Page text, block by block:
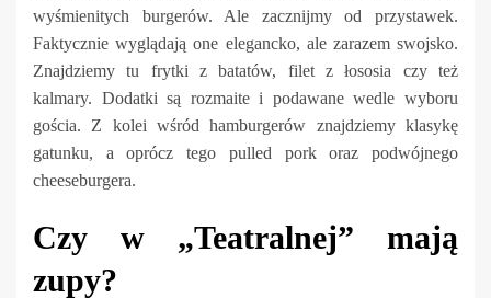
wyśmienitych burgerów. Ale zacznijmy od przystawek.
Faktycznie wyglądają one elegancko, ale zarazem swojsko.
Znajdziemy tu frytki z batatów, filet z łososia czy też
kalmary. Dodatki są rozmaite i podawane wedle wyboru
gościa. Z kolei wśród hamburgerów znajdziemy klasykę
gatunku, a oprócz tego pulled pork oraz podwójnego
cheeseburgera.
Czy w „Teatralnej” mają
zupy?